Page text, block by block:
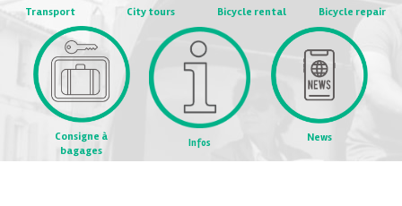
Transport City tours Bicycle rental Bicycle repair
Consigne à
bagages
Infos News